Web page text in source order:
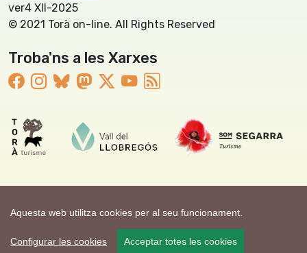
Aquesta web utilitza cookies per al seu funcionament.
Configurar les cookies Acceptar totes les cookies
ver4 XII-2025
© 2021 Torà on-line. All Rights Reserved
Troba'ns a les Xarxes